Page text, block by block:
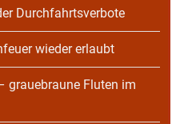
Durchfahrtsverbote
wieder erlaubt
grauebraune Fluten im